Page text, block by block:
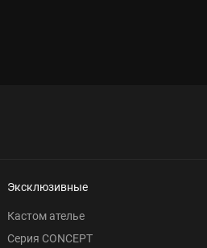
Эксклюзивные
Кастом ателье
Серия CONCEPT